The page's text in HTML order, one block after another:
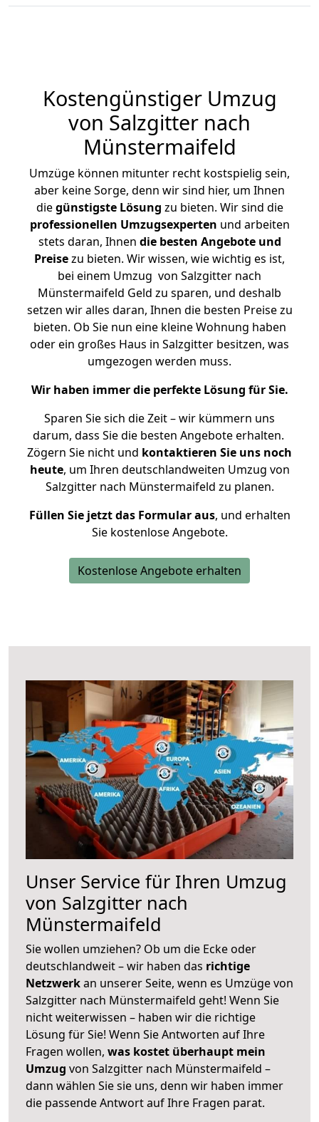
Kostengünstiger Umzug
von Salzgitter nach
Münstermaifeld
Umzüge können mitunter recht kostspielig sein,
aber keine Sorge, denn wir sind hier, um Ihnen
diegünstigste Lösung zu bieten. Wir sind die
professionellen Umzugsexperten und arbeiten
stets daran, Ihnen die besten Angebote und
Preisezu bieten. Wir wissen, wie wichtig es ist,
bei einem Umzug von Salzgitter nach
Münstermaifeld Geld zu sparen, und deshalb
setzen wir alles daran, Ihnen die besten Preise zu
bieten. Ob Sie nun eine kleine Wohnung haben
oder ein großes Haus in Salzgitter besitzen, was
umgezogen werden muss.
Wir haben immer die perfekte Lösung für Sie.
Sparen Sie sich die Zeit – wir kümmern uns
darum, dass Sie die besten Angebote erhalten.
Zögern Sie nicht und kontaktieren Sie uns noch
heute, um Ihren deutschlandweiten Umzug von
Salzgitter nach Münstermaifeld zu planen.
Füllen Sie jetzt das Formular aus, und erhalten
Sie kostenlose Angebote.
Kostenlose Angebote erhalten
Unser Service für Ihren Umzug
von Salzgitter nach
Münstermaifeld
Sie wollen umziehen? Ob um die Ecke oder
deutschlandweit – wir haben das richtige
Netzwerkan unserer Seite, wenn es Umzüge von
Salzgitter nach Münstermaifeld geht! Wenn Sie
nicht weiterwissen – haben wir die richtige
Lösung für Sie! Wenn Sie Antworten auf Ihre
Fragen wollen, was kostet überhaupt mein
Umzug von Salzgitter nach Münstermaifeld –
dann wählen Sie sie uns, denn wir haben immer
die passende Antwort auf Ihre Fragen parat.